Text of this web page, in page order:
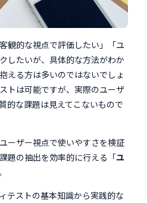
観的な視点で評価したい」「ユ
したいが、具体的な方法がわか
える方は多いのではないでしょ
トは可能ですが、実際のユーザ
的な課題は見えてこないもので
ーザー視点で使いやすさを検証
題の抽出を効率的に行える「ユ
テストの基本知識から実践的な